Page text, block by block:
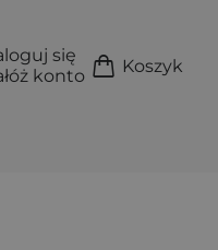
się
konto
Koszyk